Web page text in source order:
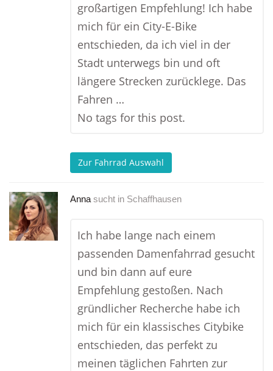
großartigen Empfehlung! Ich habe
mich für ein City-E-Bike
entschieden, da ich viel in der
Stadt unterwegs bin und oft
längere Strecken zurücklege. Das
Fahren …
No tags for this post.
Zur Fahrrad Auswahl
Anna sucht in Schaffhausen
Ich habe lange nach einem
passenden Damenfahrrad gesucht
und bin dann auf eure
Empfehlung gestoßen. Nach
gründlicher Recherche habe ich
mich für ein klassisches Citybike
entschieden, das perfekt zu
meinen täglichen Fahrten zur